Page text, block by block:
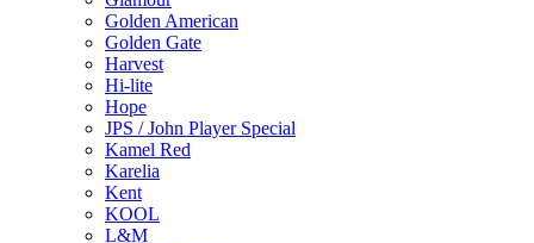
Golden American
Golden Gate
Harvest
Hi-lite
Hope
JPS / John Player Special
Kamel Red
Karelia
Kent
KOOL
L&M